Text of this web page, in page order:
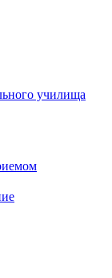
училища